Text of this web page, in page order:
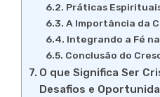
Práticas
A Importância da
Integrando a Fé
Conclusão do
O que Significa Ser
Desafios e